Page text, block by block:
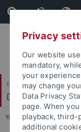
Skip
to
content
Skip
to
footer
Faculty of Economics and
Department of
You are here: Home
Privacy
Our website
mandatory,
your
may change
Data Privacy
page. When
playback, third-
additional